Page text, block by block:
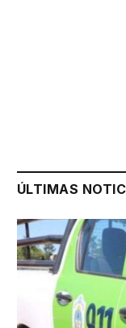
ÚLTIMAS